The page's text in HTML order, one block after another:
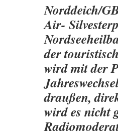
Norddeich/
Air-
der
wird mit der
draußen,
wird es nicht